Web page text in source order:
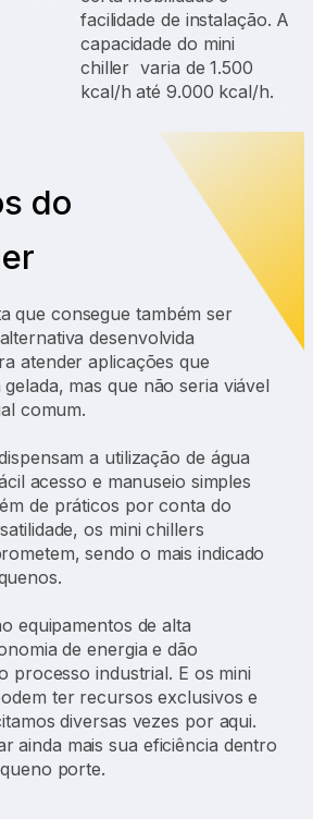
facilidade de instalação. A
capacidade do mini
chiller varia de 1.500
kcal/h até 9.000 kcal/h.
do
que consegue também ser
desenvolvida
atender aplicações que
mas que não seria viável
comum.
a utilização de água
acesso e manuseio simples
de práticos por conta do
os mini chillers
sendo o mais indicado
equipamentos de alta
de energia e dão
processo industrial. E os mini
ter recursos exclusivos e
diversas vezes por aqui.
ainda mais sua eficiência dentro
porte.